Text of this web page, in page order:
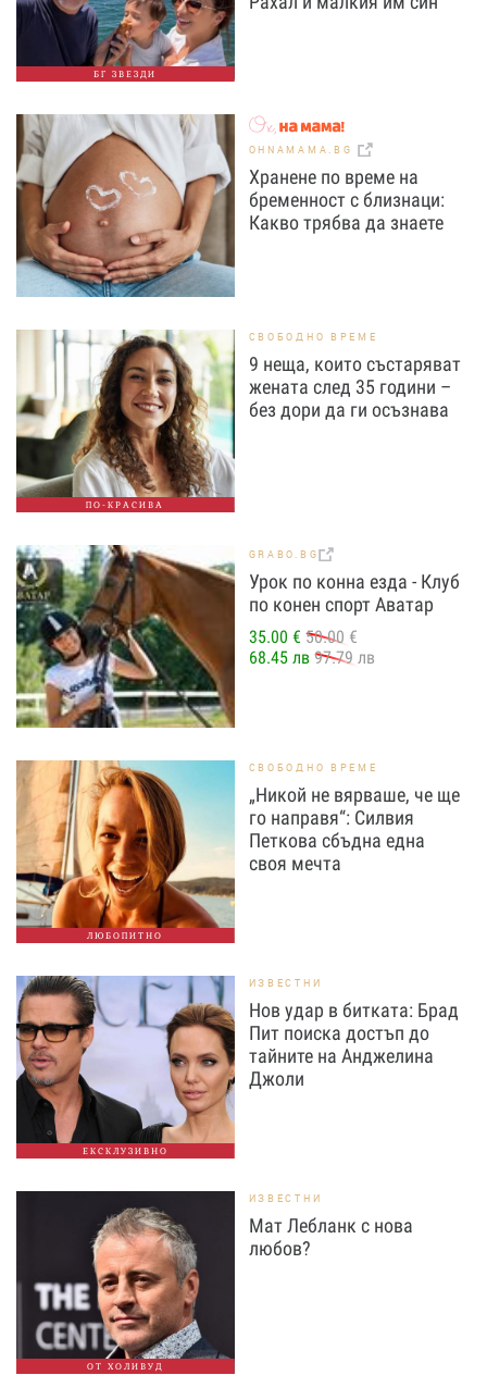
БГ ЗВЕЗДИ
OHNAMAMA.BG
Хранене по време на
бременност с близнаци:
Какво трябва да знаете
ПО-КРАСИВА
СВОБОДНО ВРЕМЕ
9 неща, които състаряват
жената след 35 години –
без дори да ги осъзнава
GRABO.BG
Урок по конна езда - Клуб
по конен спорт Аватар
35.00 € 50.00 €
68.45 лв 97.79 лв
ЛЮБОПИТНО
СВОБОДНО ВРЕМЕ
„Никой не вярваше, че ще
го направя“: Силвия
Петкова сбъдна една
своя мечта
ЕКСКЛУЗИВНО
ИЗВЕСТНИ
Нов удар в битката: Брад
Пит поиска достъп до
тайните на Анджелина
Джоли
ОТ ХОЛИВУД
ИЗВЕСТНИ
Мат Лебланк с нова
любов?